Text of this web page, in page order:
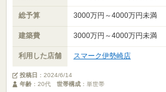
総予算 3000万円～4000万円未満
建築費 3000万円～4000万円未満
利用した店舗 スマーク伊勢崎店
投稿日 ： 2024/6/14
年齢 ：20代 世帯構成 ：単世帯